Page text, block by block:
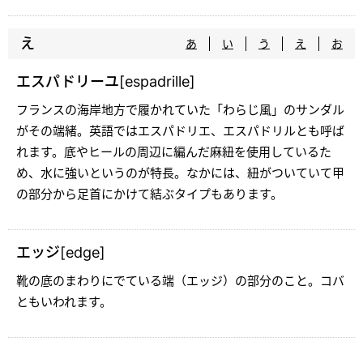
え あ い う え お
エスパドリーユ[espadrille]
フランスの海岸地方で履かれていた「わらじ風」のサンダル
がその端緒。英語ではエスパドリエ、エスパドリルとも呼ば
れます。底やヒールの周辺に編んだ麻紐を使用しているた
め、水に強いというのが特長。なかには、紐がついていて甲
の部分から足首にかけて結ぶタイプもあります。
エッジ[edge]
靴の底のまわりにでている端（エッジ）の部分のこと。コバ
ともいわれます。